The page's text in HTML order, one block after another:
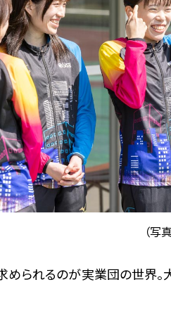
（写
られるのが実業団の世界。